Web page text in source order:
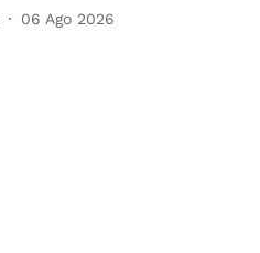
06 Ago 2026